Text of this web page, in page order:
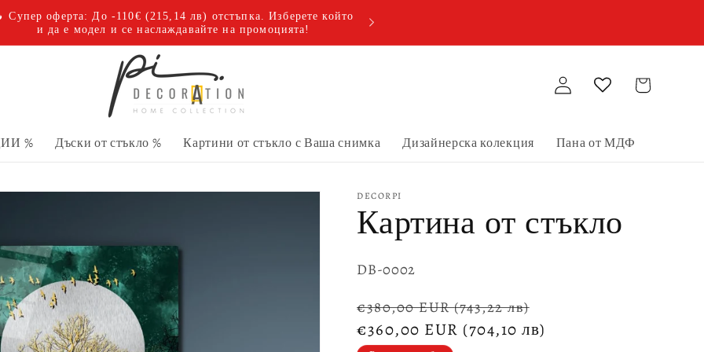
Супер оферта: До -110€ (215,14 лв) отстъпка. Изберете който
и да е модел и се наслаждавайте на промоцията!
% Дъски от стъкло % Картини от стъкло с Ваша снимка Дизайнерска колекция Пана от МДФ
Влизане Количка
DECORPI
Картина от стъкло
SKU:
DB-0002
Обичайна
цена
€380,00 EUR(743,22 лв)
при
€360,00 EUR (704,10 лв)